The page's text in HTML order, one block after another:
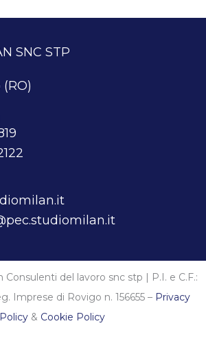
SNC STP
del lavoro snc stp | P.I. e C.F.:
Imprese di Rovigo n. 156655 – Privacy
Policy & Cookie Policy